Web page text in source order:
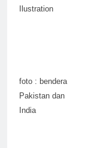
Ilustration
foto : bendera
Pakistan dan
India